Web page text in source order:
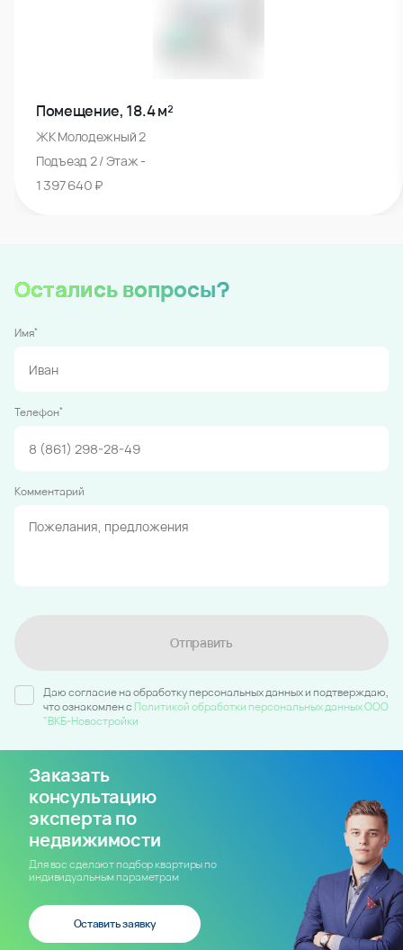
Помещение, 18.4 м²
ЖК Молодежный 2
Подъезд 2 / Этаж -
1 397 640 ₽
Остались вопросы?
Имя*
Телефон*
Комментарий
Отправить
Даю согласие на обработку персональных данных и подтверждаю,
что ознакомлен c Политикой обработки персональных данных ООО
"ВКБ-Новостройки
Заказать
консультацию
эксперта по
недвижимости
Для вас сделают подбор квартиры по
индивидуальным параметрам
Оставить заявку